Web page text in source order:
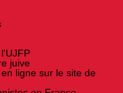
juive
ligne sur le site de